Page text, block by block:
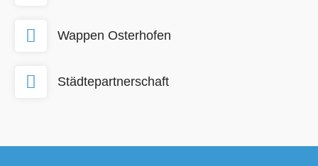
Wappen Osterhofen
Städtepartnerschaft